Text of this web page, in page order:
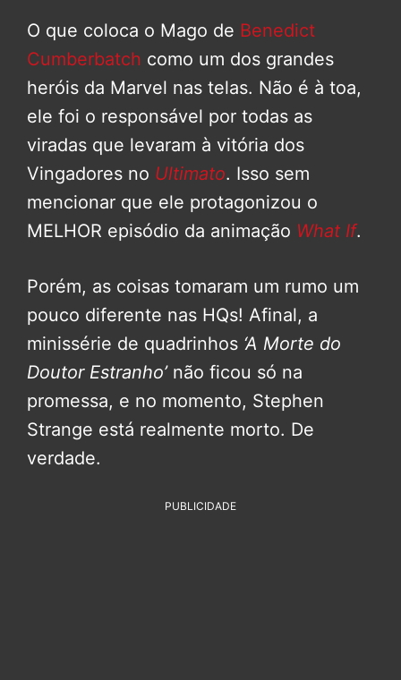
O que coloca o Mago de Benedict
Cumberbatch como um dos grandes
heróis da Marvel nas telas. Não é à toa,
ele foi o responsável por todas as
viradas que levaram à vitória dos
Vingadores no Ultimato. Isso sem
mencionar que ele protagonizou o
MELHOR episódio da animação What If.
Porém, as coisas tomaram um rumo um
pouco diferente nas HQs! Afinal, a
minissérie de quadrinhos ‘A Morte do
Doutor Estranho’não ficou só na
promessa, e no momento, Stephen
Strange está realmente morto. De
verdade.
PUBLICIDADE